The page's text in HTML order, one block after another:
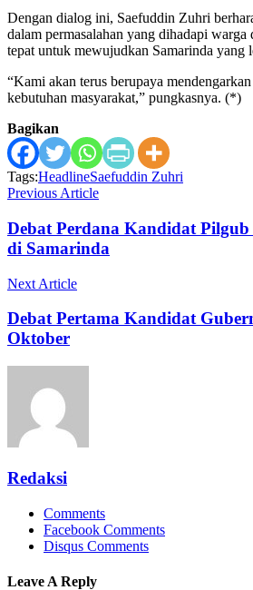
Dengan dialog ini, Saefuddin Zuhri
dalam permasalahan yang dihadapi warga
tepat untuk mewujudkan Samarinda yang
“Kami akan terus berupaya
kebutuhan masyarakat,” pungkasnya. (*)
Bagikan
Tags:HeadlineSaefuddin Zuhri
Previous Article
Debat Perdana Kandidat
di Samarinda
Next Article
Debat Pertama Kandidat
Oktober
Redaksi
Comments
Facebook Comments
Disqus Comments
Leave A Reply